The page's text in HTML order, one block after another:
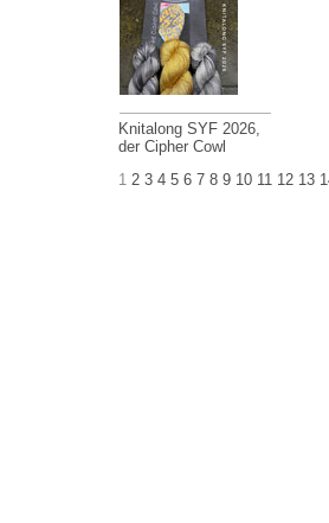
Knitalong SYF 2026,
der Cipher Cowl
1 2 3 4 5 6 7 8 9 10 11 12 13